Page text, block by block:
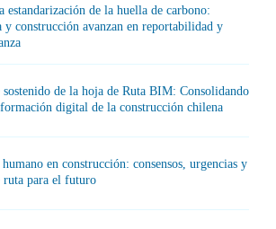
estandarización de la huella de carbono:
y construcción avanzan en reportabilidad y
sostenido de la hoja de Ruta BIM: Consolidando
digital de la construcción chilena
en construcción: consensos, urgencias y
ruta para el futuro